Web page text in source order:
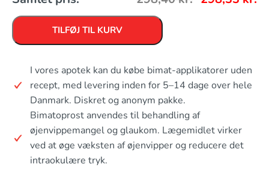
TILFØJ TIL KURV
I vores apotek kan du købe bimat-applikatorer uden
recept, med levering inden for 5–14 dage over hele
Danmark. Diskret og anonym pakke.
Bimatoprost anvendes til behandling af
øjenvippemangel og glaukom. Lægemidlet virker
ved at øge væksten af øjenvipper og reducere det
intraokulære tryk.